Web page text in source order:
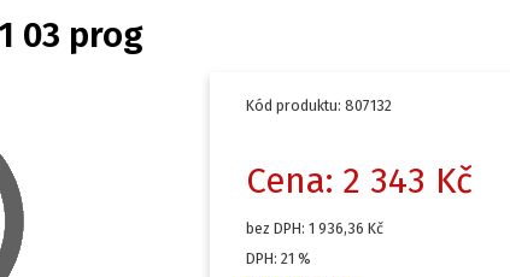
Kód produktu: 807132
Cena: 2 343 Kč
bez DPH: 1 936,36 Kč
DPH: 21 %